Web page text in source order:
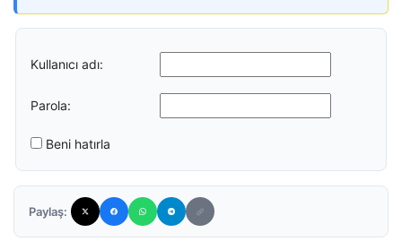
Kullanıcı adı:
Parola:
Beni hatırla
Paylaş: